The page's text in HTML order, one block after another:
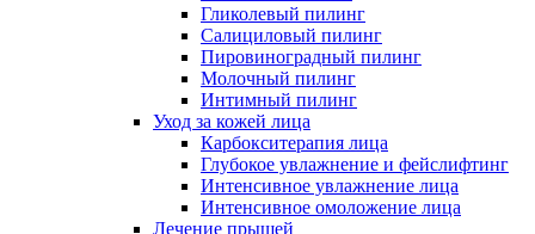
Гликолевый пилинг
Салициловый пилинг
Пировиноградный пилинг
Молочный пилинг
Интимный пилинг
Уход за кожей лица
Карбокситерапия лица
Глубокое увлажнение и фейслифтинг
Интенсивное увлажнение лица
Интенсивное омоложение лица
Лечение прыщей